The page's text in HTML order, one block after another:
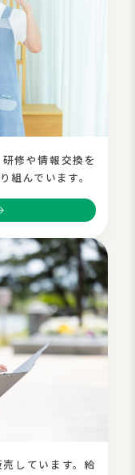
修や情報交換を
組んでいます。
しています。給